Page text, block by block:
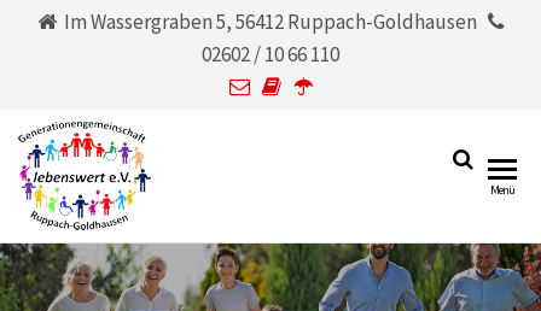
Im Wassergraben 5, 56412 Ruppach-Goldhausen
02602 / 10 66 110
Ruppach-Goldhausen
lebenswert e.V.
Menü